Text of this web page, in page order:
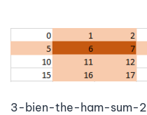
3-bien-the-ham-sum-2